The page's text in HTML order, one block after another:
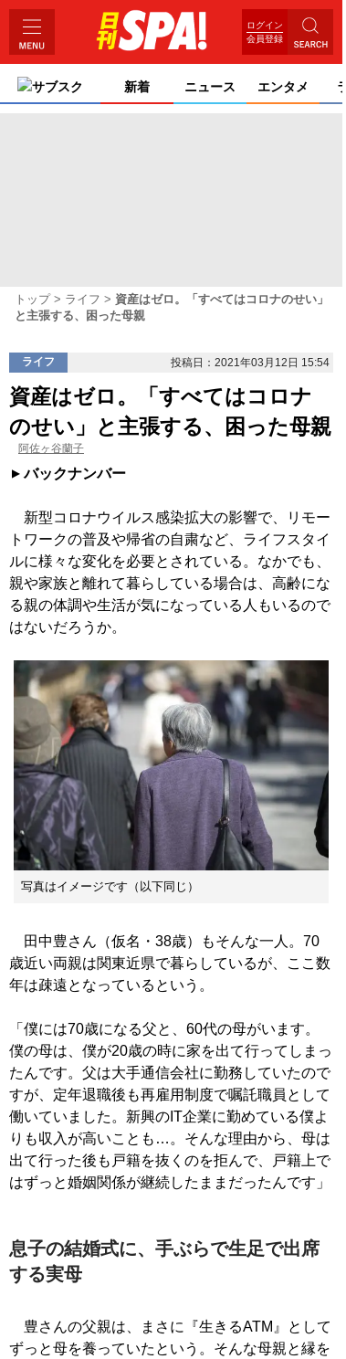
ログイン
会員登録
サブスク 新着 ニュース エンタメ
トップ ライフ
資産はゼロ。「すべてはコロナのせい」
と主張する、困った母親
ライフ 投稿日：2021年03月12日 15:54
資産はゼロ。「すべてはコロナ
のせい」と主張する、困った母親
阿佐ヶ谷蘭子
バックナンバー
新型コロナウイルス感染拡大の影響で、リモー
トワークの普及や帰省の自粛など、ライフスタイ
ルに様々な変化を必要とされている。なかでも、
親や家族と離れて暮らしている場合は、高齢にな
る親の体調や生活が気になっている人もいるので
はないだろうか。
写真はイメージです（以下同じ）
田中豊さん（仮名・38歳）もそんな一人。70
歳近い両親は関東近県で暮らしているが、ここ数
年は疎遠となっているという。
「僕には70歳になる父と、60代の母がいます。
僕の母は、僕が20歳の時に家を出て行ってしまっ
たんです。父は大手通信会社に勤務していたので
すが、定年退職後も再雇用制度で嘱託職員として
働いていました。新興のIT企業に勤めている僕よ
りも収入が高いことも…。そんな理由から、母は
出て行った後も戸籍を抜くのを拒んで、戸籍上で
はずっと婚姻関係が継続したままだったんです」
息子の結婚式に、手ぶらで生足で出席
する実母
豊さんの父親は、まさに『生きるATM』として
ずっと母を養っていたという。そんな母親と縁を